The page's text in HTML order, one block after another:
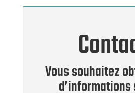
Vous souhaitez